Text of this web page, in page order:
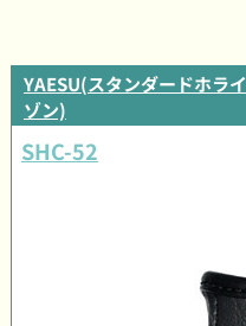
YAESU(スタンダードホライ
ゾン)
SHC-52